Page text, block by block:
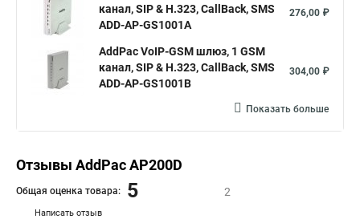
канал, SIP & H.323, CallBack, SMS
ADD-AP-GS1001A
276,00 ₽
AddPac VoIP-GSM шлюз, 1 GSM
канал, SIP & H.323, CallBack, SMS
ADD-AP-GS1001B
304,00 ₽
Показать больше
Отзывы AddPac AP200D
Написать отзыв
Общая оценка товара: 5 2